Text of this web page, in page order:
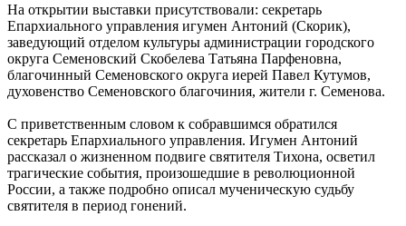
На открытии выставки присутствовали: секретарь
Епархиального управления игумен Антоний (Скорик),
заведующий отделом культуры администрации городского
округа Семеновский Скобелева Татьяна Парфеновна,
благочинный Семеновского округа иерей Павел Кутумов,
духовенство Семеновского благочиния, жители г. Семенова.
С приветственным словом к собравшимся обратился
секретарь Епархиального управления. Игумен Антоний
рассказал о жизненном подвиге святителя Тихона, осветил
трагические события, произошедшие в революционной
России, а также подробно описал мученическую судьбу
святителя в период гонений.